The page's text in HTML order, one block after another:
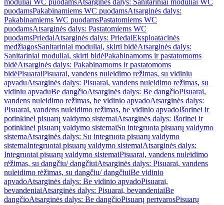
moduliai WC puodamsAtsarginės dalys: Sanitariniai moduliai WC
puodamsPakabinamiems WC puodamsAtsarginės dalys:
Pakabinamiems WC puodamsPastatomiems WC
puodamsAtsarginės dalys: Pastatomiems WC
puodamsPriedaiAtsarginės dalys: PriedaiEksploatacinės
medžiagosSanitariniai moduliai, skirti bidėAtsarginės dalys:
Sanitariniai moduliai, skirti bidėPakabinamoms ir pastatomoms
bidėAtsarginės dalys: Pakabinamoms ir pastatomoms
bidėPisuaraiPisuarai, vandens nuleidimo režimas, su vidiniu
apvaduAtsarginės dalys: Pisuarai, vandens nuleidimo režimas, su
vidiniu apvaduBe dangčioAtsarginės dalys: Be dangčioPisuarai,
vandens nuleidimo režimas, be vidinio apvadoAtsarginės dalys:
Pisuarai, vandens nuleidimo režimas, be vidinio apvadoIšorinei ir
potinkinei pisuarų valdymo sistemaiAtsarginės dalys: Išorinei ir
potinkinei pisuarų valdymo sistemaiSu integruota pisuarų valdymo
sistemaAtsarginės dalys: Su integruota pisuarų valdymo
sistemaIntegruotai pisuarų valdymo sistemaiAtsarginės dalys:
Integruotai pisuarų valdymo sistemaiPisuarai, vandens nuleidimo
rėžimas, su dangčiu/ dangčiuiAtsarginės dalys: Pisuarai, vandens
nuleidimo rėžimas, su dangčiu/ dangčiuiBe vidinio
apvadoAtsarginės dalys: Be vidinio apvadoPisuarai,
bevandeniaiAtsarginės dalys: Pisuarai, bevandeniaiBe
dangčioAtsarginės dalys: Be dangčioPisuarų pertvarosPisuarų